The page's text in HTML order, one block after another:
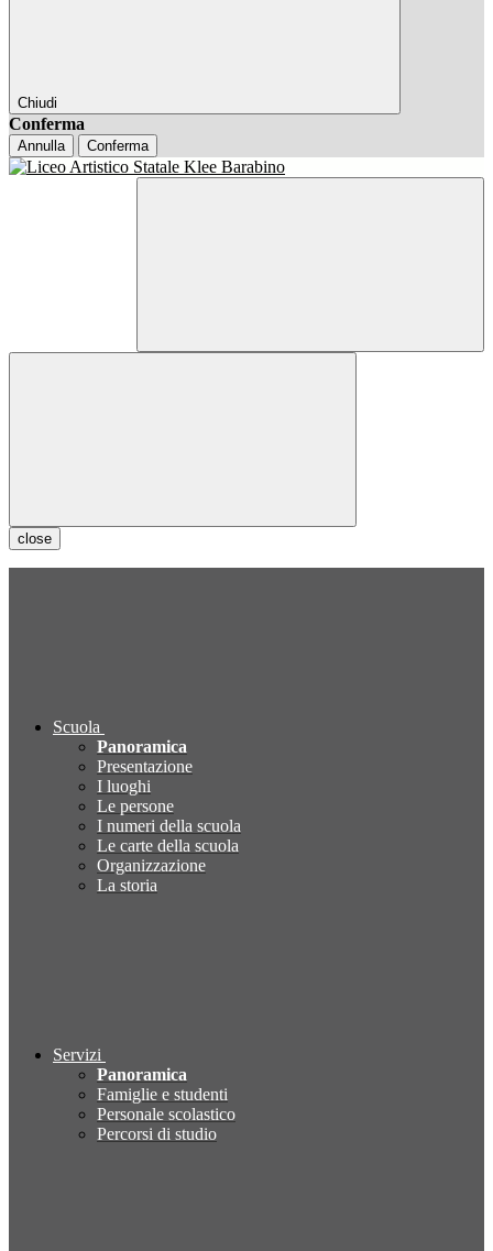
Chiudi
Conferma
Annulla Conferma
close
Scuola
Panoramica
Presentazione
I luoghi
Le persone
I numeri della scuola
Le carte della scuola
Organizzazione
La storia
Servizi
Panoramica
Famiglie e studenti
Personale scolastico
Percorsi di studio